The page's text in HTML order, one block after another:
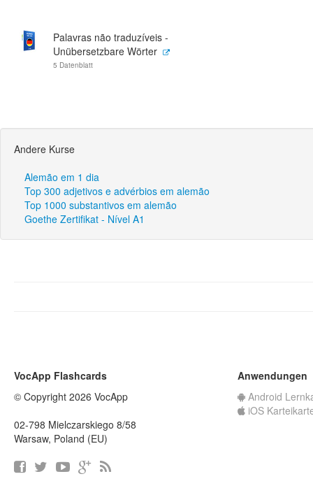
Palavras não traduzíveis -
Unübersetzbare Wörter
5 Datenblatt
Andere Kurse
Alemão em 1 dia
Top 300 adjetivos e advérbios em alemão
Top 1000 substantivos em alemão
Goethe Zertifikat - Nível A1
VocApp Flashcards
© Copyright 2026 VocApp
02-798 Mielczarskiego 8/58
Warsaw, Poland (EU)
Anwendungen
Android
iOS